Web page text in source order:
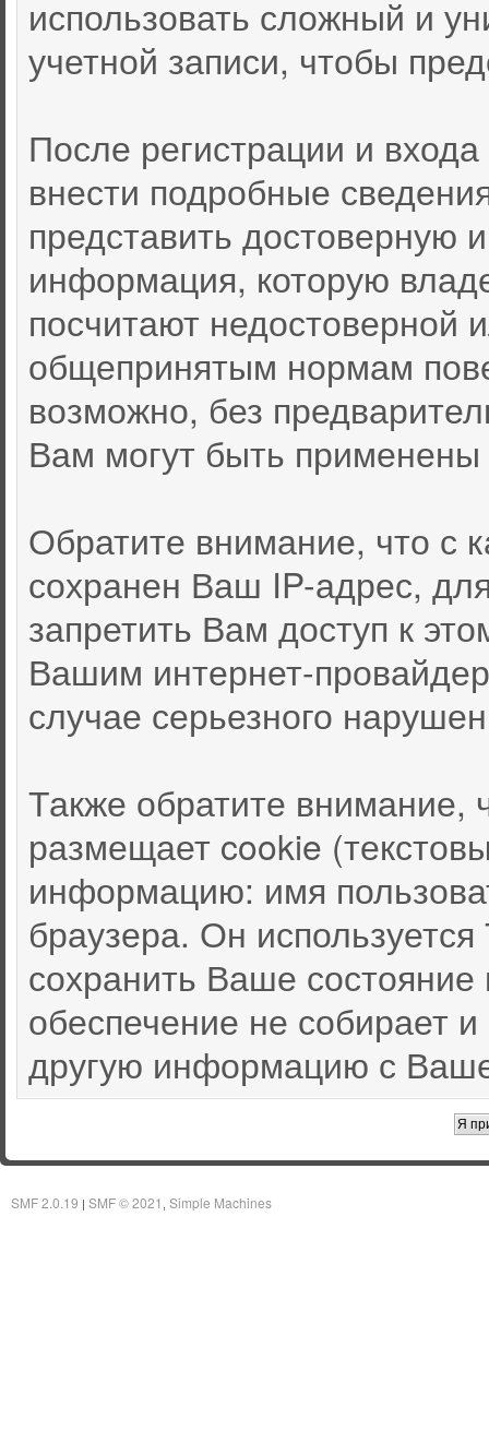
использовать сложный и
учетной записи, чтобы
После регистрации и
внести подробные
представить
информация, которую
посчитают недостоверной
общепринятым нормам
возможно, без
Вам могут быть
Обратите внимание, что с
сохранен Ваш IP-адрес,
запретить Вам доступ к
Вашим интернет-
случае серьезного
Также обратите внимание,
размещает cookie
информацию: имя
браузера. Он
сохранить Ваше
обеспечение не собирает
другую информацию с
SMF 2.0.19 | SMF © 2021 Simple Machines